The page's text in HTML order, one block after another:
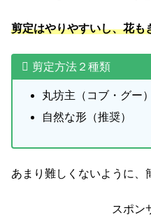
剪定はやりやすいし、花も
剪定方法２種類
丸坊主（コブ・グー）
自然な形（推奨）
あまり難しくないように、
スポン